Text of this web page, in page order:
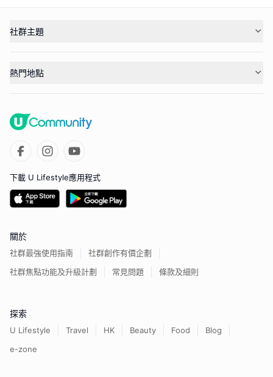
社群主題
熱門地點
下載 U Lifestyle應用程式
關於
社群最強使用指南
社群創作有價企劃
社群焦點功能及升級計劃
常見問題 條款及細則
探索
U Lifestyle Travel HK Beauty Food
Blog
e-zone